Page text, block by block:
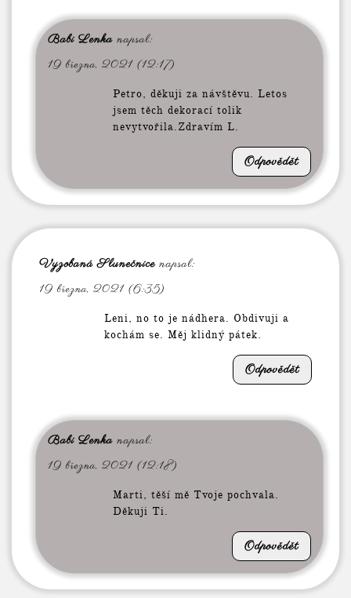
Babi Lenka napsal:
19 března, 2021 (12:17)
Petro, děkuji za návštěvu. Letos
jsem těch dekorací tolik
nevytvořila.Zdravím L.
Odpovědět
Vyzobaná Slunečnice napsal:
19 března, 2021 (6:35)
Leni, no to je nádhera. Obdivuji a
kochám se. Měj klidný pátek.
Odpovědět
Babi Lenka napsal:
19 března, 2021 (12:18)
Marti, těší mě Tvoje pochvala.
Děkuji Ti.
Odpovědět